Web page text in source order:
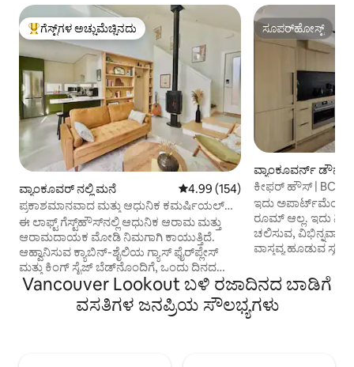
ಗೆಸ್ಟ್‌ಗಳಿಗೆ ಅತಿ ಹೆಚ್ಚು ಅಚ್ಚುಮೆಚ್ಚಿನದು
ಗೆಸ್ಟ್‌ಗಳ ಅಚ್ಚುಮೆಚ್ಚಿನದು
ವ್ಯಾಂಕೂವರ್ ನಲ್ಲಿ ಮನೆ 5 ರಲ್ಲಿ 4.99 ಸರಾಸರಿ ರೇಟಿಂಗ್, 154
4.99 (154)
ಪ್ರಕಾಶಮಾನವಾದ ಮತ್ತು ಆಧುನಿಕ ಕಮರ್ಷಿಯಲ್
ಡ್ರೈವ್ ಲಾಫ್ಟ್
ಈ ಲಾಫ್ಟ್ ಗೆಸ್ಟ್‌ಹೌಸ್‌ನಲ್ಲಿ ಆಧುನಿಕ ಆರಾಮ ಮತ್ತು
ಆರಾಮದಾಯಕ ಮೋಡಿ ನಿಮಗಾಗಿ ಕಾಯುತ್ತಿದೆ.
ಆಹ್ವಾನಿಸುವ ಕ್ಯಾಬಿನ್-ಶೈಲಿಯ ಗ್ಯಾಸ್ ಫೈರ್‌ಪ್ಲೇಸ್
ಮತ್ತು ಕಿಂಗ್ ಸೈಜ್ ಬೆಡ್‌ನೊಂದಿಗೆ, ಒಂದು ದಿನದ
ಅನ್ವೇಷಣೆಯ ನಂತರ ವಿಶ್ರಾಂತಿ ಪಡೆಯಲು ಇದು ಸೂಕ್ತ
ಪೂರ್ಣ ಅಡುಗೆಮನೆ, ಖಾಸಗಿ ಒಳಾಂಗಣ ಮತ್ತು ಟಬ್
ಸೂಪರ್‌ಹೋಸ್ಟ್
ಸೂಪರ್‌ಹೋಸ್ಟ್
ವ್ಯಾಂಕೂವರ್ನ್
ಪಾರ್ಟ್‌ಮಂಟ್
ಕೀಫರ್ ಹೌಸ್ | BC
ಸ್ಟುಡಿಯೋ
ಇದು
ರೂಮ್ ಆಲ್ಲ. ಇದು
ಚಲಿಸುವ, ವಿಭಿನ್ನವಾಗಿ
ವಾಸ್ತವ್ಯ ಹೂಡುವ
ವಿನ್ಯಾಸವು ನೀವು
ನೀವು ಒಳಗೆ
ಟೆಕಶ್ಚರ್‌ಗಳಿಂದ
Vancouver Lookout ಬಳಿ ರಜಾದಿನದ ಬಾಡಿಗೆ
ವಸತಿಗಳ ಜನಪ್ರಿಯ ಸೌಲಭ್ಯಗಳು